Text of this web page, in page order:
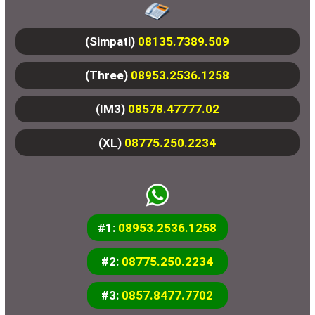
(Simpati) 08135.7389.509
(Three) 08953.2536.1258
(IM3) 08578.47777.02
(XL) 08775.250.2234
#1: 08953.2536.1258
#2: 08775.250.2234
#3: 0857.8477.7702